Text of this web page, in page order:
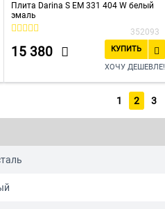
Плита Darina S EM 331 404 W белый
эмаль
352093
15 380
КУПИТЬ
ХОЧУ ДЕШЕВЛЕ!
1 2 3